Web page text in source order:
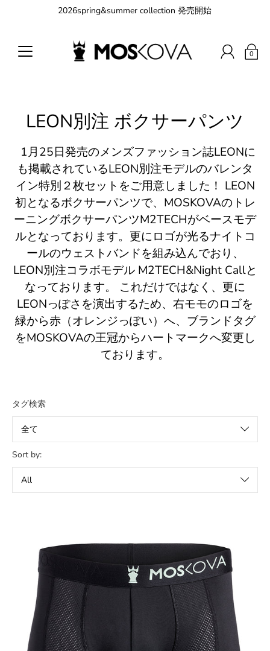
2026spring&summer collection 発売開始
0
LEON別注 ボクサーパンツ
1月25日発売のメンズファッション誌LEONに
も掲載されているLEON別注モデルのバレンタ
イン特別２枚セットをご用意しました！ LEON
初となるボクサーパンツで、MOSKOVAのトレ
ーニングボクサーパンツM2TECHがベースモデ
ルとなっております。更にロゴが光るナイトコ
ールのウェストバンドを組み込んでおり、
LEON別注コラボモデル M2TECH&Night Callと
なっております。 これだけではなく、更に
LEONっぽさを演出するため、右モモのロゴを
緑から赤（オレンジっぽい）へ、ブランドタグ
をMOSKOVAの王冠からハートマークへ変更し
ております。
タグ検索
Sort by: